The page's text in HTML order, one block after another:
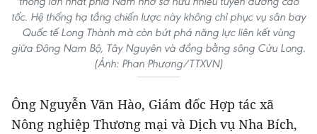
tốc. Hệ thống hạ tầng chiến lược này không chỉ phục vụ sân bay
Quốc tế Long Thành mà còn bứt phá năng lực liên kết vùng
giữa Đông Nam Bộ, Tây Nguyên và đồng bằng sông Cửu Long.
(Ảnh: Phan Phương/TTXVN)
Ông Nguyễn Văn Hào, Giám đốc Hợp tác xã
Nông nghiệp Thương mại và Dịch vụ Nha Bích,